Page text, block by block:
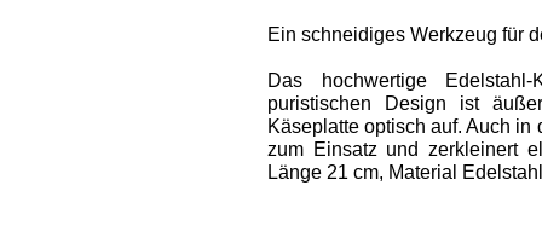
Ein schneidiges Werkzeug für
Das hochwertige
puristischen Design ist
Käseplatte optisch auf. Auch in
zum Einsatz und zerkleinert
Länge 21 cm, Material